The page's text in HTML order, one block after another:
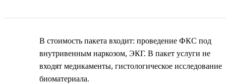
В стоимость пакета входит: проведение ФКС под
внутривенным наркозом, ЭКГ. В пакет услуги не
входят медикаменты, гистологическое исследование
биоматериала.